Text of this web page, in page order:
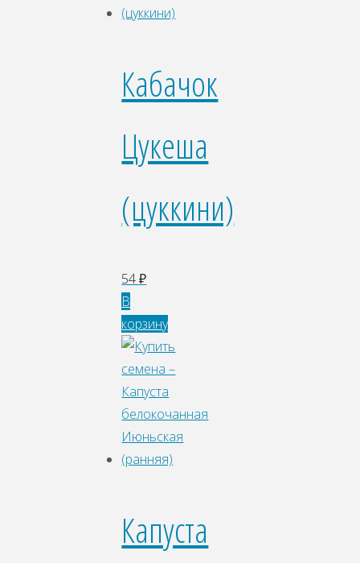
Кабачок
Цукеша
(цуккини)
54₽
В
корзину
Капуста